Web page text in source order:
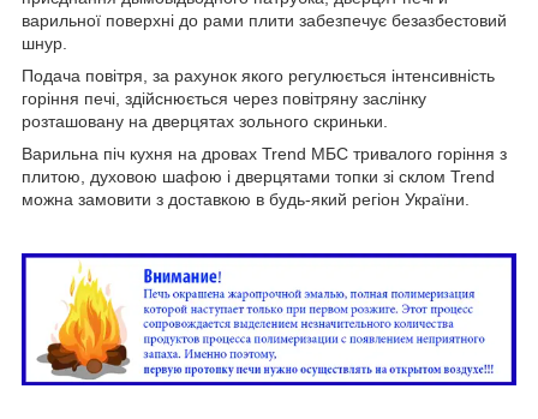
варильної поверхні до рами плити забезпечує безазбестовий
шнур.
Подача повітря, за рахунок якого регулюється інтенсивність
горіння печі, здійснюється через повітряну заслінку
розташовану на дверцятах зольного скриньки.
Варильна піч кухня на дровах Trend МБС тривалого горіння з
плитою, духовою шафою і дверцятами топки зі склом Trend
можна замовити з доставкою в будь-який регіон України.